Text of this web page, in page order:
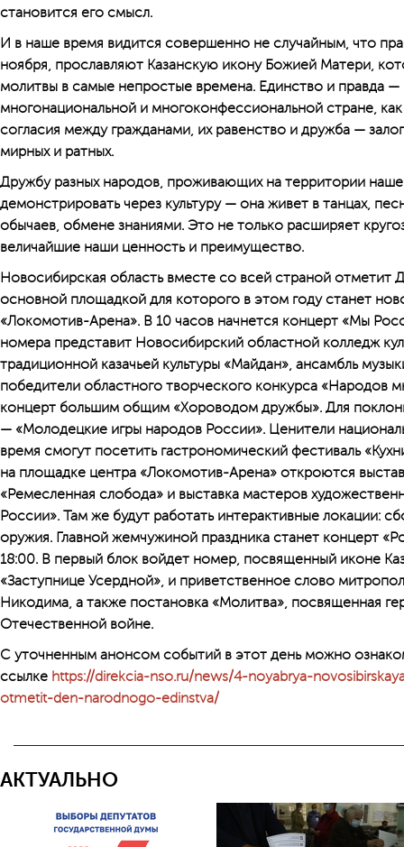
становится его смысл.
И в наше время видится совершенно не случайным, что
ноября, прославляют Казанскую икону Божией Матери,
молитвы в самые непростые времена. Единство и правда —
многонациональной и многоконфессио­нальной стране,
согласия между гражданами, их равенство и дружба —
мирных и ратных.
Дружбу разных народов, проживающих на территории
демонстрировать через культуру — она живет в танцах,
обычаев, обмене знаниями. Это не только расширяет
величайшие наши ценность и преимущество.
Новосибирская область вместе со всей страной отметит
основной площадкой для которого в этом году станет
«Локомотив-Арена». В 10 часов начнется концерт «Мы
номера представит Новосибирский областной колледж
традиционной казачьей культуры «Майдан», ансамбль
победители областного творческого конкурса «Народов
концерт большим общим «Хороводом дружбы». Для
— «Молодецкие игры народов России». Ценители
время смогут посетить гастрономический фестиваль
на площадке центра «Локомотив-Арена» откроются
«Ремесленная слобода» и выставка мастеров
России». Там же будут работать интерактивные локации:
оружия. Главной жемчужиной праздника станет концерт
18:00. В первый блок войдет номер, посвященный иконе
«Заступнице Усердной», и приветственное слово
Никодима, а также постановка «Молитва», посвященная
Отечественной войне.
С уточненным анонсом событий в этот день можно
ссылке https://direkcia-nso.ru/news/4-noyabrya-
otmetit-den-narodnogo-edinstva/
АКТУАЛЬНО